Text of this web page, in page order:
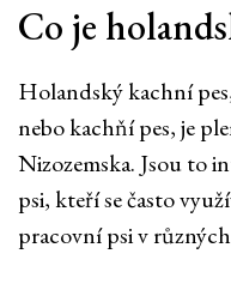
Co je
Holandský kachní
nebo kachňí pes, je
Nizozemska. Jsou to
psi, kteří se často
pracovní psi v